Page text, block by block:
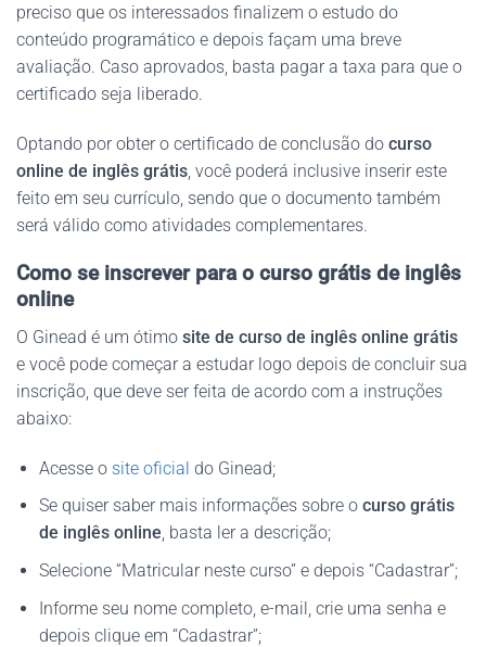
preciso que os interessados finalizem o estudo do
conteúdo programático e depois façam uma breve
avaliação. Caso aprovados, basta pagar a taxa para que o
certificado seja liberado.
Optando por obter o certificado de conclusão do curso
online de inglês grátis , você poderá inclusive inserir este
feito em seu currículo, sendo que o documento também
será válido como atividades complementares.
Como se inscrever para o curso grátis de inglês
online
O Ginead é um ótimo site de curso de inglês online grátis
e você pode começar a estudar logo depois de concluir sua
inscrição, que deve ser feita de acordo com a instruções
abaixo:
Acesse o site oficial do Ginead;
Se quiser saber mais informações sobre o curso grátis
de inglês online, basta ler a descrição;
Selecione “Matricular neste curso” e depois “Cadastrar”;
Informe seu nome completo, e-mail, crie uma senha e
depois clique em “Cadastrar”;